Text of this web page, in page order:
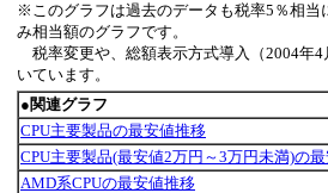
※このグラフは過去のデータも税率5％相当
み相当額のグラフです。
税率変更や、総額表示方式導入（2004年4
いています。
●関連グラフ
CPU主要製品の最安値推移
CPU主要製品(最安値2万円～3万円未満)の
AMD系CPUの最安値推移